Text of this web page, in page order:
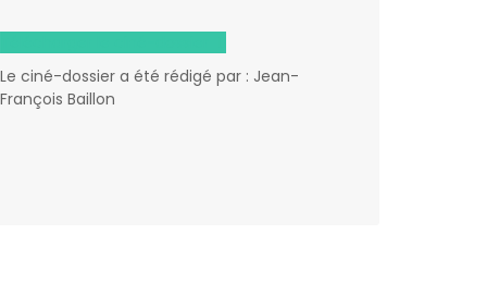
Le ciné-dossier a été rédigé par : Jean-
François Baillon